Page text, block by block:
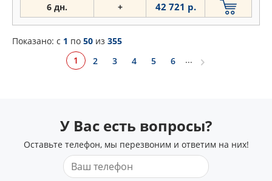
6 дн. + 42 721 р.
Показано: c 1 по 50 из 355
1
2 3 4 5 6 ...
У Вас есть вопросы?
Оставьте телефон, мы перезвоним и ответим на них!